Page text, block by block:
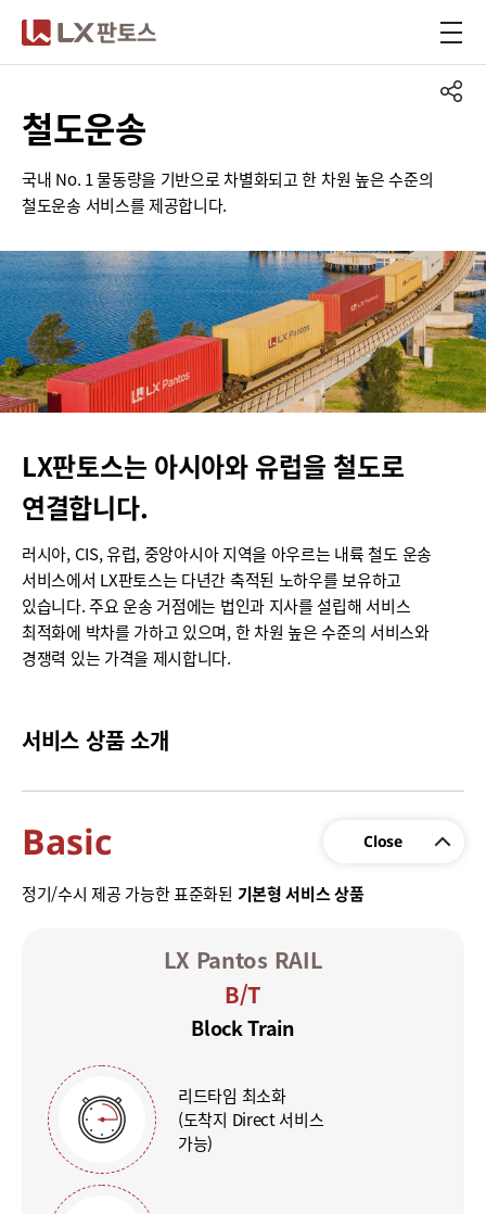
철도운송
국내 No. 1 물동량을 기반으로 차별화되고 한 차원 높은 수준의
철도운송 서비스를 제공합니다.
LX판토스는 아시아와 유럽을 철도로
연결합니다.
러시아, CIS, 유럽, 중앙아시아 지역을 아우르는 내륙 철도 운송
서비스에서 LX판토스는 다년간 축적된 노하우를 보유하고
있습니다. 주요 운송 거점에는 법인과 지사를 설립해 서비스
최적화에 박차를 가하고 있으며, 한 차원 높은 수준의 서비스와
경쟁력 있는 가격을 제시합니다.
서비스 상품 소개
Basic
정기/수시 제공 가능한 표준화된 기본형 서비스 상품
LX Pantos RAIL
B/T
Block Train
리드타임 최소화
(도착지 Direct 서비스
가능)